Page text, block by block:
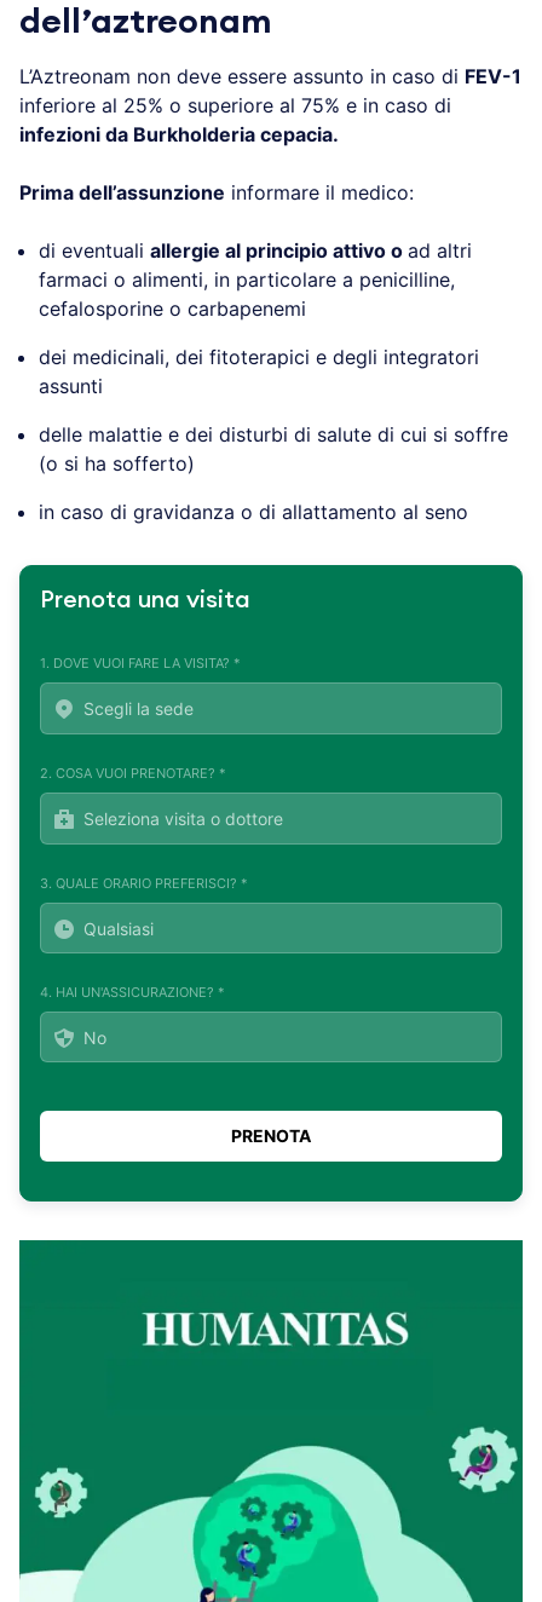
dell’aztreonam
L’Aztreonam non deve essere assunto in caso di FEV-1
inferiore al 25% o superiore al 75% e in caso di
infezioni da Burkholderia cepacia.
Prima dell’assunzione informare il medico:
di eventuali allergie al principio attivo o ad altri
farmaci o alimenti, in particolare a penicilline,
cefalosporine o carbapenemi
dei medicinali, dei fitoterapici e degli integratori
assunti
delle malattie e dei disturbi di salute di cui si soffre
(o si ha sofferto)
in caso di gravidanza o di allattamento al seno
Prenota una visita
1. DOVE VUOI FARE LA VISITA? *
2. COSA VUOI PRENOTARE? *
3. QUALE ORARIO PREFERISCI? *
4. HAI UN'ASSICURAZIONE? *